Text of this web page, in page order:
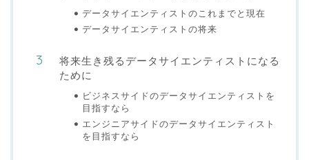
データサイエンティストのこれまでと現在
データサイエンティストの将来
将来生き残るデータサイエンティストになる
ために
ビジネスサイドのデータサイエンティストを
目指すなら
エンジニアサイドのデータサイエンティスト
を目指すなら